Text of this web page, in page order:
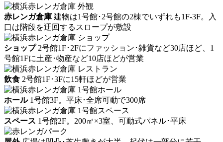
赤レンガ倉庫 建物は1号館･2号館の2棟でいずれも1F-3F。入
口は階段を迂回するスロープが敷設
ショップ2号館1F･2Fにファッション･雑貨など30店ほど、1
号館1Fに土産･物産など10店ほどが営業
飲食 2号館1F･3Fに15軒ほどが営業
ホール1号館3F。平床･全席可動で300席
スペース 1号館2F。200㎡×3室、可動式パネル･平床